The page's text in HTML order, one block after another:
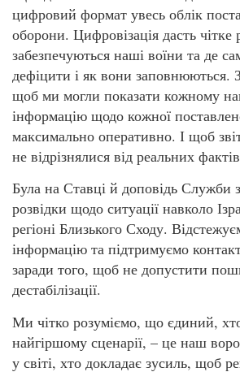
цифровий формат увесь облік
оборони. Цифровізація дасть чітке
забезпечуються наші воїни та де
дефіцити і як вони заповнюються.
щоб ми могли показати кожному
інформацію щодо кожної
максимально оперативно. І щоб
не відрізнялися від реальних
Була на Ставці й доповідь Служби
розвідки щодо ситуації навколо
регіоні Близького Сходу.
інформацію та підтримуємо
заради того, щоб не допустити
дестабілізації.
Ми чітко розуміємо, що єдиний,
найгіршому сценарії, – це наш
у світі, хто докладає зусиль, щоб